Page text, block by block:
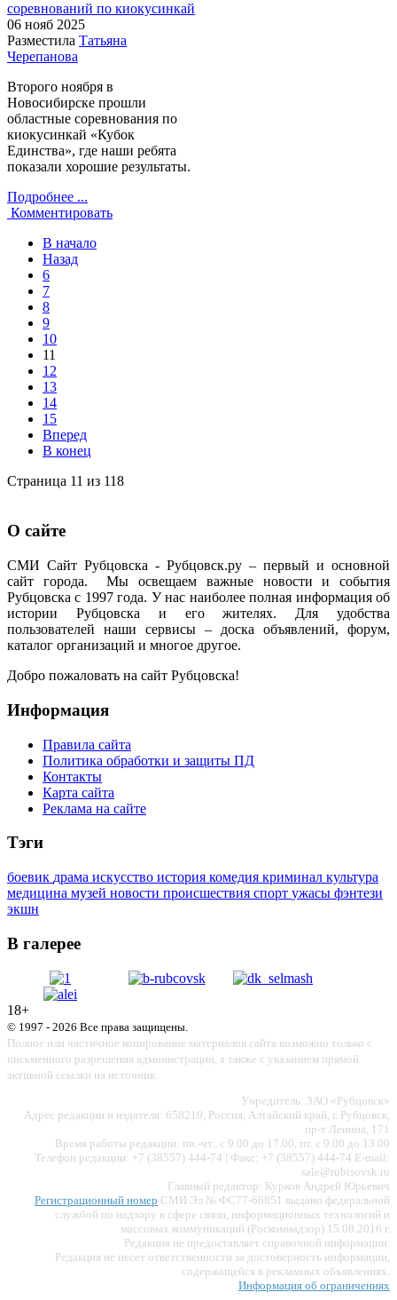
06 нояб 2025
Разместила Татьяна
Черепанова
Второго ноября в
Новосибирске прошли
областные соревнования по
киокусинкай «Кубок
Единства», где наши ребята
показали хорошие результаты.
Подробнее ...
Комментировать
В начало
Назад
6
7
8
9
10
11
12
13
14
15
Вперед
В конец
Страница 11 из 118
О сайте
СМИ Сайт Рубцовска - Рубцовск.ру – первый и основной
сайт города. Мы освещаем важные новости и события
Рубцовска с 1997 года. У нас наиболее полная информация об
истории Рубцовска и его жителях. Для удобства
пользователей наши сервисы – доска объявлений, форум,
каталог организаций и многое другое.
Добро пожаловать на сайт Рубцовска!
Информация
Правила сайта
Политика обработки и защиты ПД
Контакты
Карта сайта
Реклама на сайте
Тэги
боевик драма искусство история комедия криминал культура
медицина музей новости происшествия спорт ужасы фэнтези
экшн
В галерее
18+
© 1997 - 2026 Все права защищены.
Полное или частичное копирование материалов сайта возможно только с
письменного разрешения администрации, а также с указанием прямой
активной ссылки на источник.
Учредитель: ЗАО «Рубцовск»
Адрес редакции и издателя: 658210, Россия, Алтайский край, г. Рубцовск,
пр-т Ленина, 171
Время работы редакции: пн.-чт., с 9.00 до 17.00, пт. с 9.00 до 13.00
Телефон редакции: +7 (38557) 444-74 | Факс: +7 (38557) 444-74 E-mail:
sale@rubtsovsk.ru
Главный редактор: Курков Андрей Юрьевич
Регистрационный номер СМИ Эл № ФС77-66851 выдано федеральной
службой по надзору в сфере связи, информационных технологий и
массовых коммуникаций (Роскомнадзор) 15.08.2016 г.
Редакция не предоставляет справочной информации.
Редакция не несет ответственности за достоверность информации,
содержащейся в рекламных объявлениях.
Информация об ограничениях